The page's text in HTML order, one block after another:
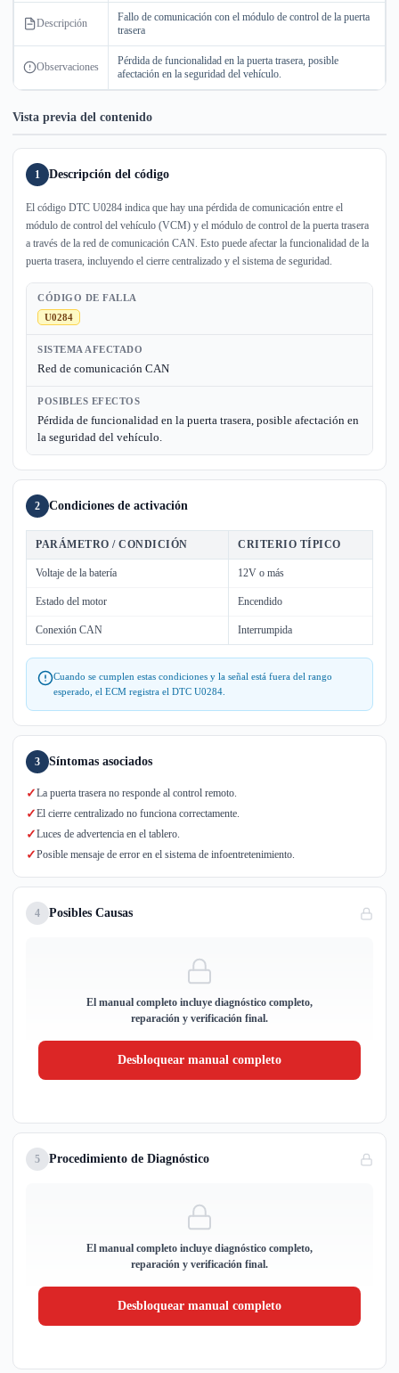
Descripción
Fallo de comunicación con el módulo de control de la puerta
trasera
Observaciones
Pérdida de funcionalidad en la puerta trasera, posible
afectación en la seguridad del vehículo.
Vista previa del contenido
1 Descripción del código
El código DTC U0284 indica que hay una pérdida de comunicación entre el
módulo de control del vehículo (VCM) y el módulo de control de la puerta trasera
a través de la red de comunicación CAN. Esto puede afectar la funcionalidad de la
puerta trasera, incluyendo el cierre centralizado y el sistema de seguridad.
CÓDIGO DE FALLA
U0284
SISTEMA AFECTADO
Red de comunicación CAN
POSIBLES EFECTOS
Pérdida de funcionalidad en la puerta trasera, posible afectación en
la seguridad del vehículo.
2 Condiciones de activación
PARÁMETRO / CONDICIÓN CRITERIO TÍPICO
Voltaje de la batería 12V o más
Estado del motor Encendido
Conexión CAN Interrumpida
Cuando se cumplen estas condiciones y la señal está fuera del rango
esperado, el ECM registra el DTC U0284.
3 Síntomas asociados
✓La puerta trasera no responde al control remoto.
✓El cierre centralizado no funciona correctamente.
✓Luces de advertencia en el tablero.
✓Posible mensaje de error en el sistema de infoentretenimiento.
4 Posibles Causas
El manual completo incluye diagnóstico completo,
reparación y verificación final.
Desbloquear manual completo
5 Procedimiento de Diagnóstico
El manual completo incluye diagnóstico completo,
reparación y verificación final.
Desbloquear manual completo